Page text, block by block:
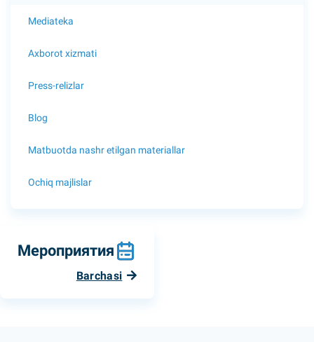
Mediateka
Axborot xizmati
Press-relizlar
Blog
Matbuotda nashr etilgan materiallar
Ochiq majlislar
Мероприятия
Barchasi